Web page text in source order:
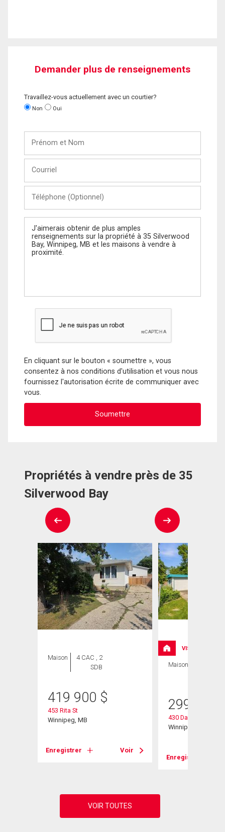
Demander plus de renseignements
Travaillez-vous actuellement avec un courtier?
Non Oui
Nom
(Optionnel)
Message
En cliquant sur le bouton « soumettre », vous
consentez à nos conditions d'utilisation et vous nous
fournissez l'autorisation écrite de communiquer avec
vous.
Propriétés à vendre près de 35
Silverwood Bay
Maison
4 CAC , 2
SDB
419 900 $
453 Rita St
Winnipeg, MB
Enregistrer Voir
VISITE LIBRE
Maison
299 900
430 Davidson Street
Winnipeg, MB
Enregistrer